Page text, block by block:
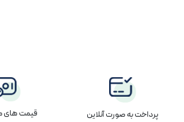
پرداخت به صورت آنلاین قیمت های